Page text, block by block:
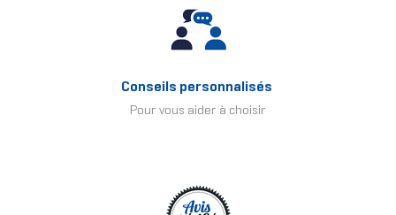
Conseils personnalisés
Pour vous aider à choisir